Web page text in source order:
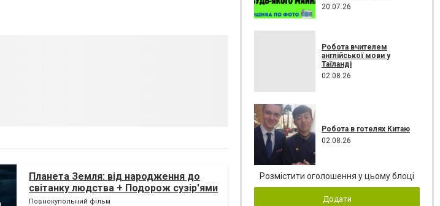
Планета Земля: від народження до
світанку людства + Подорож сузір'ями
(класична програма)
Повнокупольний фільм
20.07.26
Робота вчителем
англійської мови у
Таїланді
02.08.26
Робота в готелях Китаю
02.08.26
Розмістити оголошення у цьому блоці
Додати